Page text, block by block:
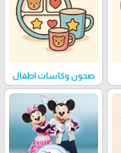
صحون وكاسات اطفال